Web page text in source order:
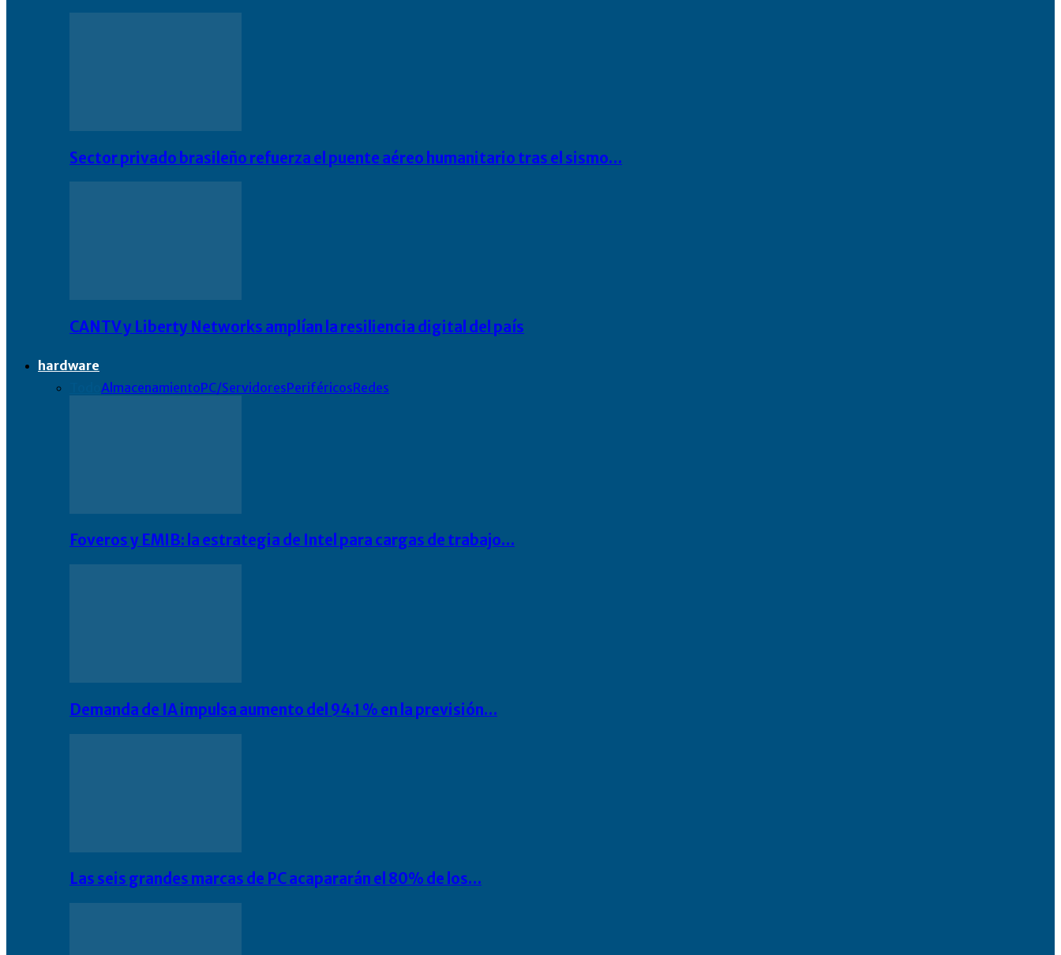
Sector privado brasileño refuerza el puente aéreo humanitario tras el sismo…
CANTV y Liberty Networks amplían la resiliencia digital del país
hardware
AlmacenamientoPC/ServidoresPeriféricosRedes
Foveros y EMIB: la estrategia de Intel para cargas de trabajo…
Demanda de IA impulsa aumento del 94.1 % en la previsión…
Las seis grandes marcas de PC acapararán el 80% de los…